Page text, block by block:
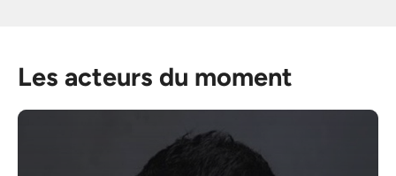
Les acteurs du moment